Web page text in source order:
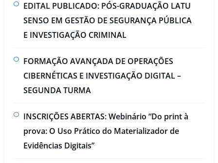
EDITAL PUBLICADO: PÓS-GRADUAÇÃO LATU
SENSO EM GESTÃO DE SEGURANÇA PÚBLICA
E INVESTIGAÇÃO CRIMINAL​
FORMAÇÃO AVANÇADA DE OPERAÇÕES
CIBERNÉTICAS E INVESTIGAÇÃO DIGITAL –
SEGUNDA TURMA​
INSCRIÇÕES ABERTAS: Webinário “Do print à
prova: O Uso Prático do Materializador de
Evidências Digitais”​